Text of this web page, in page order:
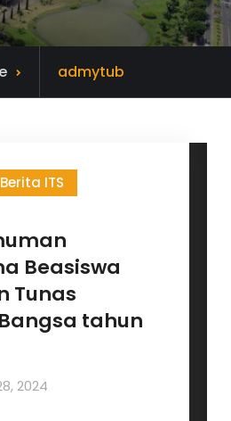
View
all
admytub
Berita ITS
Beasiswa
Tunas
tahun
2024